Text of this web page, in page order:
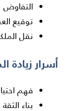
التفاوض
توقيع
نقل
أسرار زيادة
فهم
بناء الثقة